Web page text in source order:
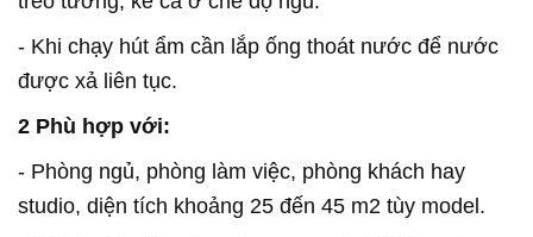
- Khi chạy hút ẩm cần lắp ống thoát nước để nước
được xả liên tục.
2 Phù hợp với:
- Phòng ngủ, phòng làm việc, phòng khách hay
studio, diện tích khoảng 25 đến 45 m2 tùy model.